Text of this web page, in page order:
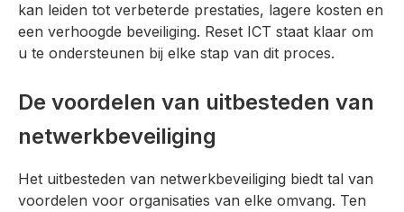
kan leiden tot verbeterde prestaties, lagere kosten en
een verhoogde beveiliging. Reset ICT staat klaar om
u te ondersteunen bij elke stap van dit proces.
De voordelen van uitbesteden van
netwerkbeveiliging
Het uitbesteden van netwerkbeveiliging biedt tal van
voordelen voor organisaties van elke omvang. Ten